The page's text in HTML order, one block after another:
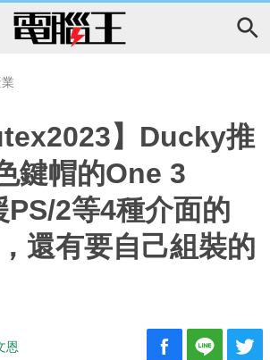
】Ducky推
鍵帽的One 3
2等4種介面的
還有要自己組裝的
恩